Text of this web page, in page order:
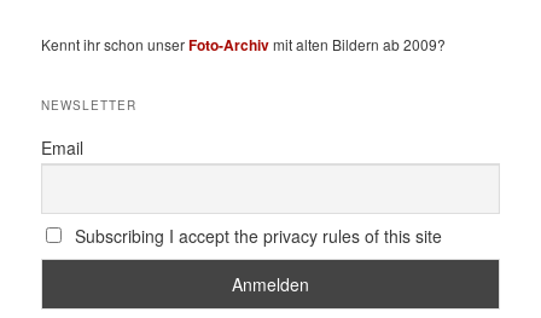
Kennt ihr schon unserFoto-Archivmit alten Bildern ab 2009?
NEWSLETTER
Email
Subscribing I accept the privacy rules of this site